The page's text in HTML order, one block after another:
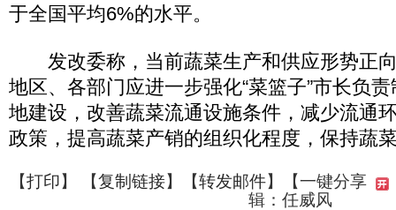
于全国平均6%的水平。
发改委称，当前蔬菜生产和供应形势正
地区、各部门应进一步强化“菜篮子”市长负
地建设，改善蔬菜流通设施条件，减少流通
政策，提高蔬菜产销的组织化程度，保持蔬
【打印】 【复制链接】【转发邮件】
【一键分享
辑：任威风